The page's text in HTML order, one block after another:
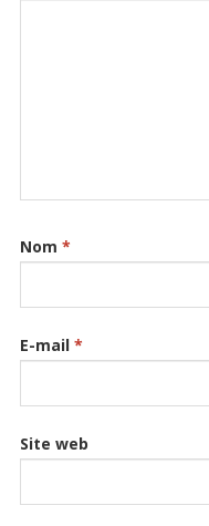
Nom *
E-mail *
Site web